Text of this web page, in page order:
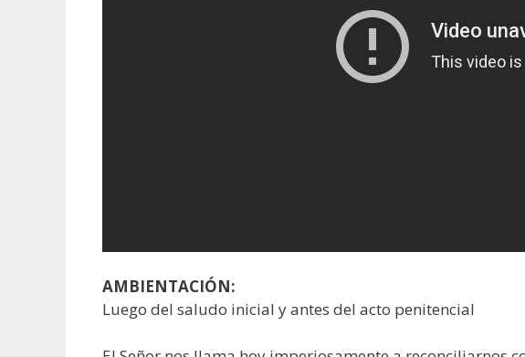
AMBIENTACIÓN:
Luego del saludo inicial y antes del acto penitencial